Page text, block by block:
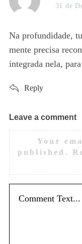
a
s
:
31 de
Na profundidade,
mente precisa
integrada nela,
Reply
L
e
a
v
e
Leave a comment
Your
published.